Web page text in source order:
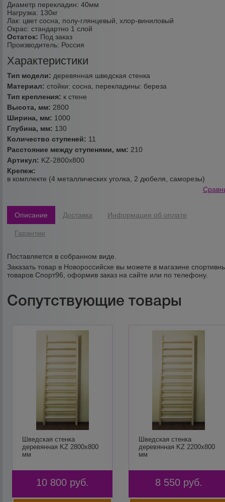
Диаметр перекладин: 40мм
Нагрузка: 130кг
Лак: цвет сосна, полу-глянцевый, хлор-виниловый
Окрас: стандартно 1 слой
Остаток: Под заказ
Производитель: Россия
Характеристики
Тип модели: деревянная шведская стенка
Материал:стойки: сосна, перекладины: береза
Тип крепления: к стене
Высота, мм: 2800
Ширина, мм: 1000
Глубина, мм: 130
Количество ступеней: 11
Расстояние между ступенями, мм: 210
Артикул: KZ-2800х800
Крепеж:
в комплекте (4 металлических уголка, 2 дюбеля, саморезы)
Описание Доставка Информация об оплате
Гарантии
Поставляется в собранном виде.
Заказать товар в Новороссийске вы можете в магазине
товаров Спорт96, оформив заказ на сайте или по телефону.
Сопутствующие товары
Шведская стенка
деревянная KZ 2800х800
мм
10 800 руб.
Шведская стенка
деревянная KZ 2200х800
мм
8 550 руб.